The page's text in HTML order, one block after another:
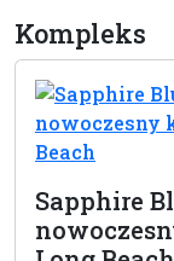
Kompleks
Sapphire